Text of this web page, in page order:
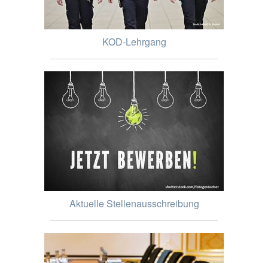
KOD-Lehrgang
Aktuelle Stellenausschreibung